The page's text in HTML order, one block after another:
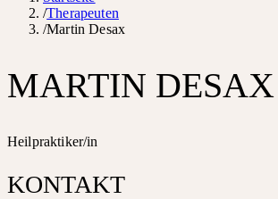
/Therapeuten
/Martin Desax
MARTIN DESAX
Heilpraktiker/in
KONTAKT